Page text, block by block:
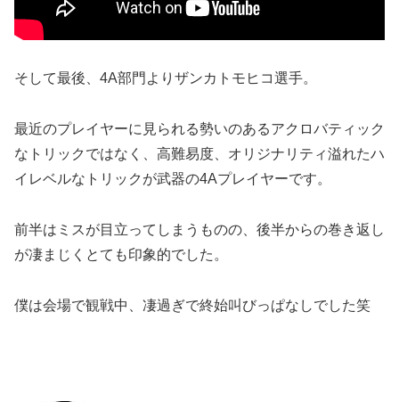
そして最後、4A部門よりザンカトモヒコ選手。
最近のプレイヤーに見られる勢いのあるアクロバティック
なトリックではなく、高難易度、オリジナリティ溢れたハ
イレベルなトリックが武器の4Aプレイヤーです。
前半はミスが目立ってしまうものの、後半からの巻き返し
が凄まじくとても印象的でした。
僕は会場で観戦中、凄過ぎで終始叫びっぱなしでした笑